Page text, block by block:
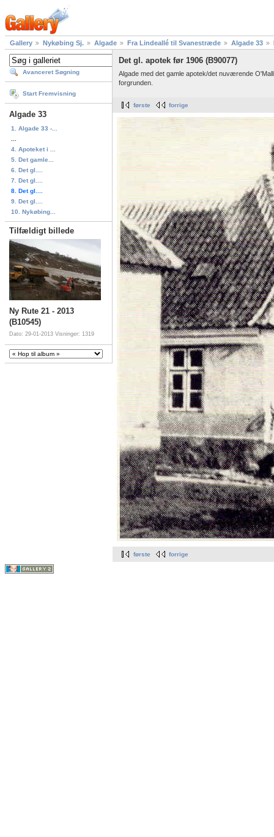
Gallery Nykøbing Sj. Algade Fra Lindeallé til Svanestræde Algade 33
Avanceret Søgning
Start Fremvisning
Algade 33
1. Algade 33 -...
4. Apoteket i ...
5. Det gamle...
6. Det gl....
7. Det gl....
8. Det gl....
9. Det gl....
10. Nykøbing...
Tilfældigt billede
Ny Rute 21 - 2013
(B10545)
Dato: 29-01-2013 Visninger: 1319
Det gl. apotek før 1906 (B90077)
Algade med det gamle apotek/det nuværende
forgrunden.
første forrige
første forrige